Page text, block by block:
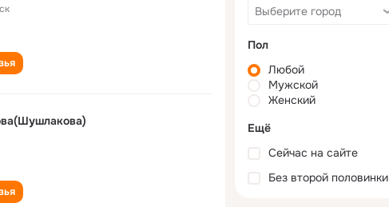
Пол
Любой
Мужской
Женский
Ещё
Сейчас на сайте
Без второй половинки